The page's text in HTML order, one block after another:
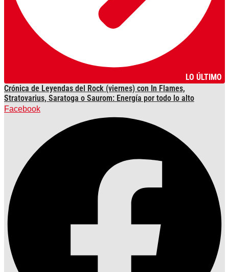
LO ÚLTIMO
Crónica de Leyendas del Rock (viernes) con In Flames,
Stratovarius, Saratoga o Saurom: Energía por todo lo alto
Facebook